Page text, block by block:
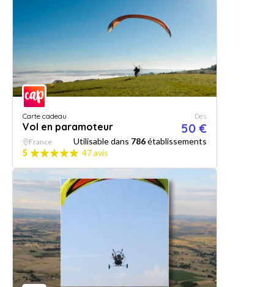
Carte cadeau
Vol en paramoteur
Dès
50 €
France Utilisable dans 786établissements
5
47 avis